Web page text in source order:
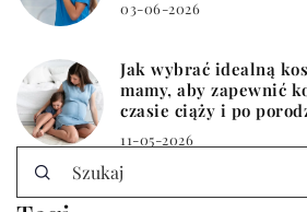
03-06-2026
Jak wybrać idealną
mamy, aby zapewnić
czasie ciąży i po
11-05-2026